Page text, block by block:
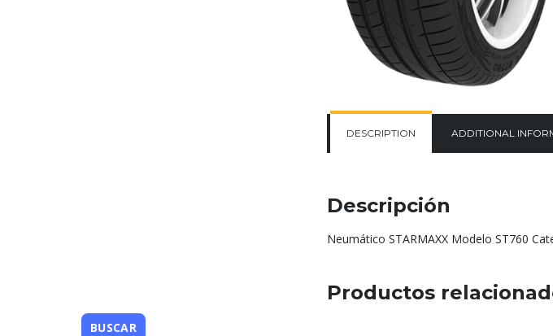
DESCRIPTION ADDITIONAL
Descripción
Neumático STARMAXX Modelo ST760
Productos